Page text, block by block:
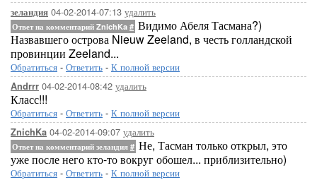
зеландия 04-02-2014-07:13 удалить
Ответ на комментарий ZnichKa # Видимо Абеля Тасмана?)
Назвавшего острова Nieuw Zeeland, в честь голландской
провинции Zeeland...
Обратиться - Ответить - К полной версии
Andrrr 04-02-2014-08:42 удалить
Класс!!!
Обратиться - Ответить - К полной версии
ZnichKa 04-02-2014-09:07 удалить
Ответ на комментарий зеландия # Не, Тасман только открыл, это
уже после него кто-то вокруг обошел... приблизительно)
Обратиться - Ответить - К полной версии